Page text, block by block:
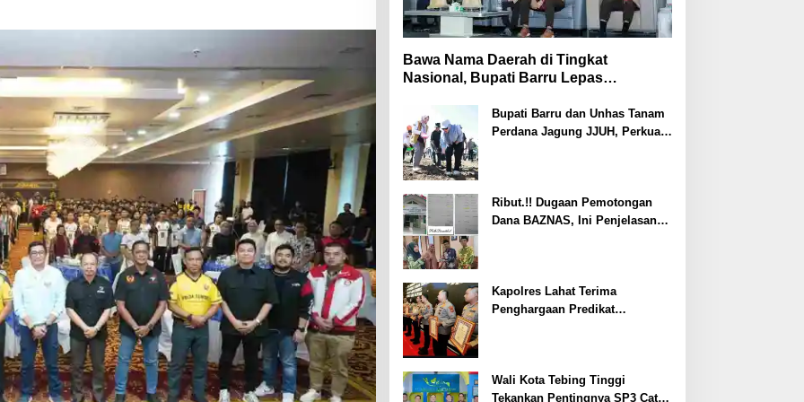
Bawa Nama Daerah di Tingkat
Nasional, Bupati Barru Lepas
Bupati Barru dan Unhas Tanam
Perdana Jagung JJUH, Perkuat
Ribut.!! Dugaan Pemotongan
Dana BAZNAS, Ini Penjelasan
Kapolres Lahat Terima
Penghargaan Predikat
Wali Kota Tebing Tinggi
Tekankan Pentingnya SP3 Catin